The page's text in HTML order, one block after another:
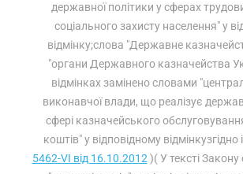
державної політики у сферах
соціального захисту населення" у
відмінку;слова "Державне
"органи Державного казначейства
відмінках замінено словами
виконавчої влади, що реалізує
сфері казначейського
коштів" у відповідному
5462-VI від 16.10.2012 )( У тексті Закону